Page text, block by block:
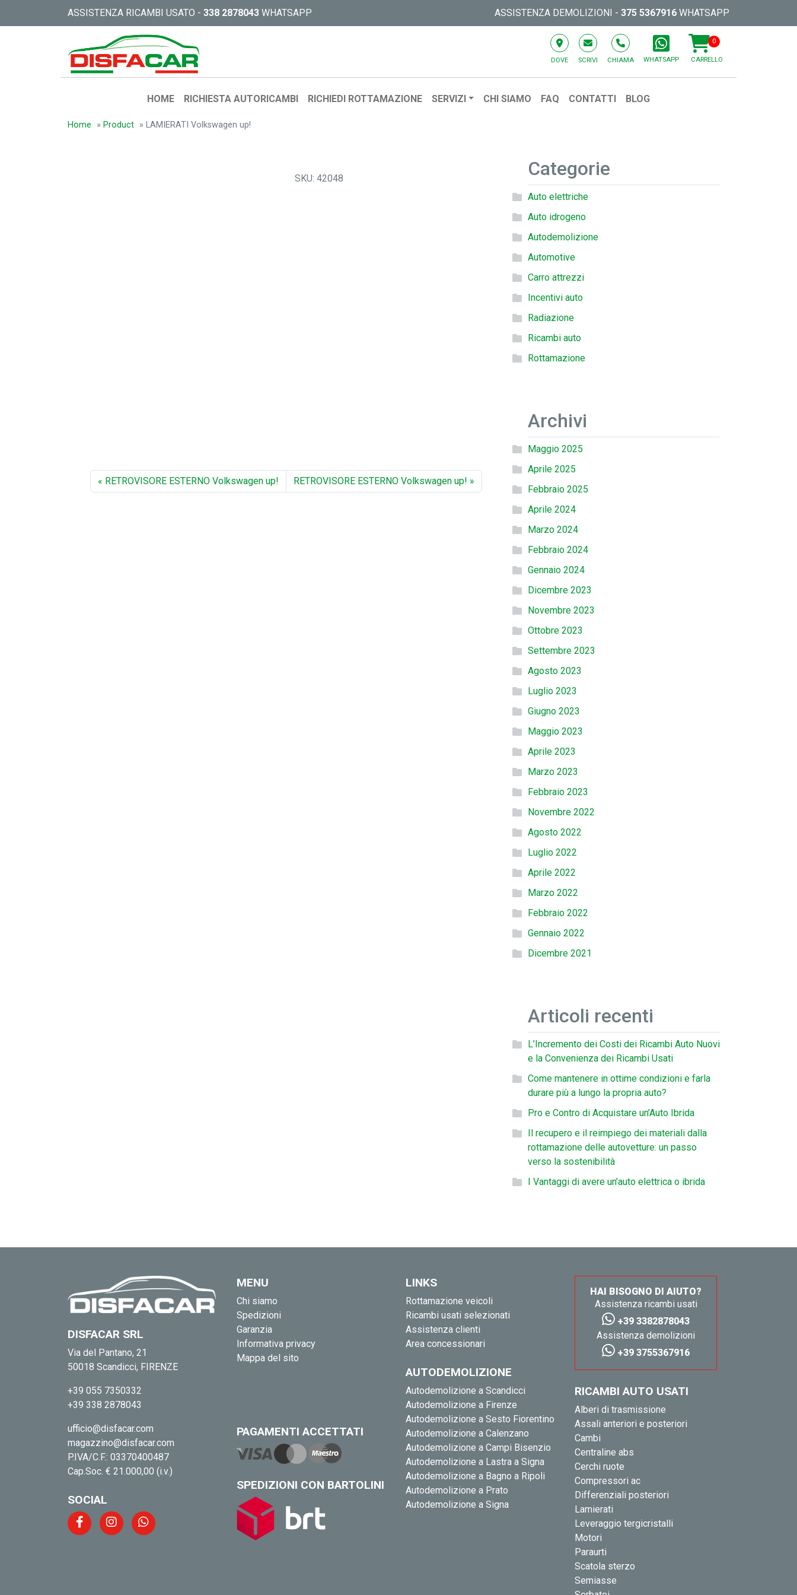
ASSISTENZA RICAMBI USATO - 338 2878043 WHATSAPP ASSISTENZA DEMOLIZIONI - 375 5367916 WHATSAPP
DOVE SCRIVI CHIAMA WHATSAPP
0
CARRELLO
HOME RICHIESTA AUTORICAMBI RICHIEDI ROTTAMAZIONE SERVIZI CHI SIAMO FAQ CONTATTI BLOG
Home » Product » LAMIERATI Volkswagen up!
SKU: 42048
RETROVISORE ESTERNO Volkswagen up! RETROVISORE ESTERNO Volkswagen up!
Categorie
Auto elettriche
Auto idrogeno
Autodemolizione
Automotive
Carro attrezzi
Incentivi auto
Radiazione
Ricambi auto
Rottamazione
Archivi
Maggio 2025
Aprile 2025
Febbraio 2025
Aprile 2024
Marzo 2024
Febbraio 2024
Gennaio 2024
Dicembre 2023
Novembre 2023
Ottobre 2023
Settembre 2023
Agosto 2023
Luglio 2023
Giugno 2023
Maggio 2023
Aprile 2023
Marzo 2023
Febbraio 2023
Novembre 2022
Agosto 2022
Luglio 2022
Aprile 2022
Marzo 2022
Febbraio 2022
Gennaio 2022
Dicembre 2021
Articoli recenti
L’Incremento dei Costi dei Ricambi Auto Nuovi
e la Convenienza dei Ricambi Usati
Come mantenere in ottime condizioni e farla
durare più a lungo la propria auto?
Pro e Contro di Acquistare un’Auto Ibrida
Il recupero e il reimpiego dei materiali dalla
rottamazione delle autovetture: un passo
verso la sostenibilità
I Vantaggi di avere un’auto elettrica o ibrida
DISFACAR SRL
Via del Pantano, 21
50018 Scandicci, FIRENZE
+39 055 7350332
+39 338 2878043
ufficio@disfacar.com
magazzino@disfacar.com
P.IVA/C.F.: 03370400487
Cap.Soc. € 21.000,00 (i.v.)
SOCIAL
MENU
Chi siamo
Spedizioni
Garanzia
Informativa privacy
Mappa del sito
PAGAMENTI ACCETTATI
SPEDIZIONI CON BARTOLINI
LINKS
Rottamazione veicoli
Ricambi usati selezionati
Assistenza clienti
Area concessionari
AUTODEMOLIZIONE
Autodemolizione a Scandicci
Autodemolizione a Firenze
Autodemolizione a Sesto Fiorentino
Autodemolizione a Calenzano
Autodemolizione a Campi Bisenzio
Autodemolizione a Lastra a Signa
Autodemolizione a Bagno a Ripoli
Autodemolizione a Prato
Autodemolizione a Signa
HAI BISOGNO DI AIUTO?
Assistenza ricambi usati
+39 3382878043
Assistenza demolizioni
+39 3755367916
RICAMBI AUTO USATI
Alberi di trasmissione
Assali anteriori e posteriori
Cambi
Centraline abs
Cerchi ruote
Compressori ac
Differenziali posteriori
Lamierati
Leveraggio tergicristalli
Motori
Paraurti
Scatola sterzo
Semiasse